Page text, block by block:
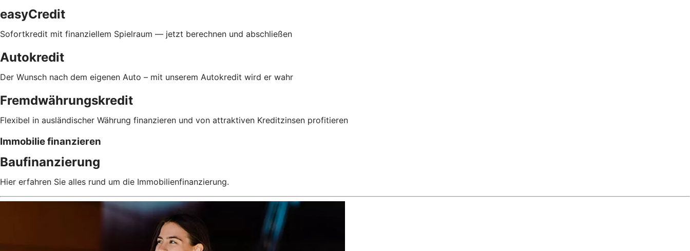
easyCredit
Sofortkredit mit finanziellem Spielraum — jetzt berechnen und abschließen
Autokredit
Der Wunsch nach dem eigenen Auto – mit unserem Autokredit wird er wahr
Fremdwährungskredit
Flexibel in ausländischer Währung finanzieren und von attraktiven Kreditzinsen profitieren
Immobilie finanzieren
Baufinanzierung
Hier erfahren Sie alles rund um die Immobilienfinanzierung.